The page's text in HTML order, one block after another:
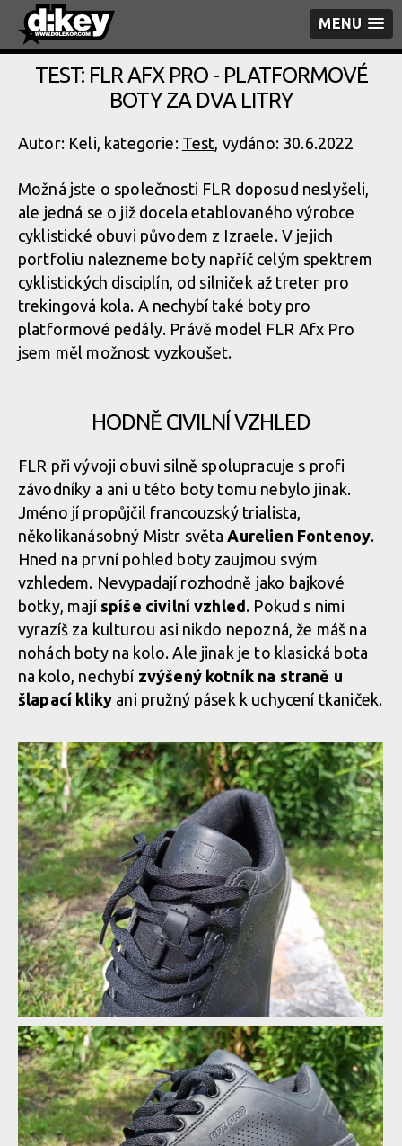
MENU
TEST: FLR AFX PRO - PLATFORMOVÉ
BOTY ZA DVA LITRY
Autor: Keli, kategorie: Test, vydáno: 30.6.2022
Možná jste o společnosti FLR doposud neslyšeli,
ale jedná se o již docela etablovaného výrobce
cyklistické obuvi původem z Izraele. V jejich
portfoliu nalezneme boty napříč celým spektrem
cyklistických disciplín, od silniček až treter pro
trekingová kola. A nechybí také boty pro
platformové pedály. Právě model FLR Afx Pro
jsem měl možnost vyzkoušet.
HODNĚ CIVILNÍ VZHLED
FLR při vývoji obuvi silně spolupracuje s profi
závodníky a ani u této boty tomu nebylo jinak.
Jméno jí propůjčil francouzský trialista,
několikanásobný Mistr světaAurelien Fontenoy.
Hned na první pohled boty zaujmou svým
vzhledem. Nevypadají rozhodně jako bajkové
botky, mají spíše civilní vzhled . Pokud s nimi
vyrazíš za kulturou asi nikdo nepozná, že máš na
nohách boty na kolo. Ale jinak je to klasická bota
na kolo, nechybí zvýšený kotník na straně u
šlapací kliky ani pružný pásek k uchycení tkaniček.
Označení výrobce je vylisováno na jazyku
Označení výrobce je vylisováno na jazyku